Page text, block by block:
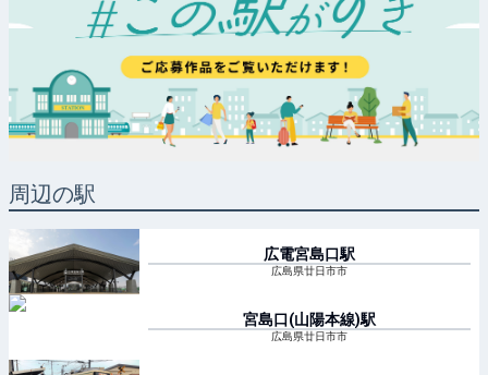
周辺の駅
広電宮島口駅
広島県廿日市市
宮島口(山陽本線)駅
広島県廿日市市